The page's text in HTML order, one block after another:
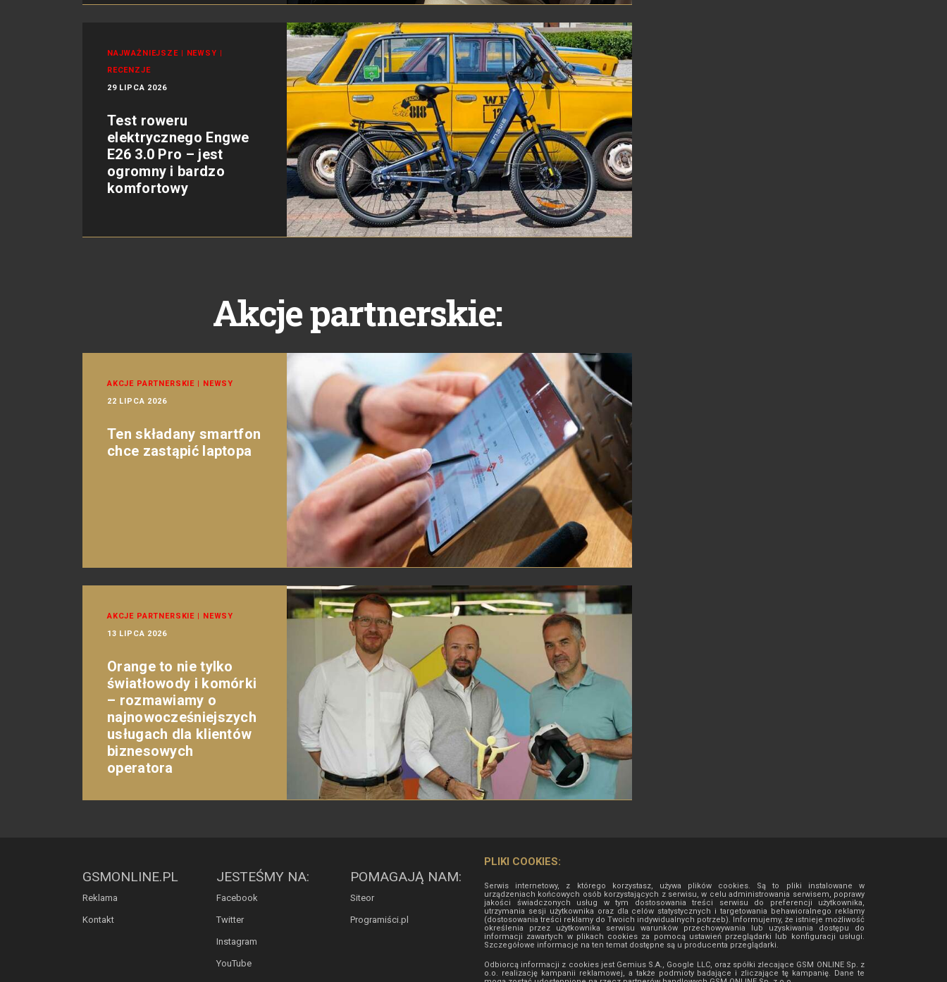
NAJWAŻNIEJSZE | NEWSY |
RECENZJE
29 LIPCA 2026
Test roweru
elektrycznego Engwe
E26 3.0 Pro – jest
ogromny i bardzo
komfortowy
Akcje partnerskie:
AKCJE PARTNERSKIE | NEWSY
22 LIPCA 2026
Ten składany smartfon
chce zastąpić laptopa
AKCJE PARTNERSKIE | NEWSY
13 LIPCA 2026
Orange to nie tylko
światłowody i komórki
– rozmawiamy o
najnowocześniejszych
usługach dla klientów
biznesowych
operatora
GSMONLINE.PL
Reklama
Kontakt
JESTEŚMY NA:
Facebook
Twitter
Instagram
YouTube
POMAGAJĄ NAM:
Siteor
Programiści.pl
PLIKI COOKIES:
Serwis internetowy, z którego korzystasz, używa plików cookies. Są to pliki instalowane w
urządzeniach końcowych osób korzystających z serwisu, w celu administrowania serwisem, poprawy
jakości świadczonych usług w tym dostosowania treści serwisu do preferencji użytkownika,
utrzymania sesji użytkownika oraz dla celów statystycznych i targetowania behawioralnego reklamy
(dostosowania treści reklamy do Twoich indywidualnych potrzeb). Informujemy, że istnieje możliwość
określenia przez użytkownika serwisu warunków przechowywania lub uzyskiwania dostępu do
informacji zawartych w plikach cookies za pomocą ustawień przeglądarki lub konfiguracji usługi.
Szczegółowe informacje na ten temat dostępne są u producenta przeglądarki.
Odbiorcą informacji z cookies jest Gemius S.A., Google LLC, oraz spółki zlecające GSM ONLINE Sp. z
o.o. realizację kampanii reklamowej, a także podmioty badające i zliczające tę kampanię. Dane te